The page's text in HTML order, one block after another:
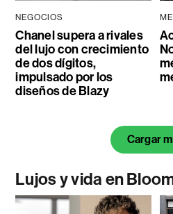
NEGOCIOS
Chanel supera a rivales
del lujo con crecimiento
de dos dígitos,
impulsado por los
diseños de Blazy
Cargar
Lujos y vida en